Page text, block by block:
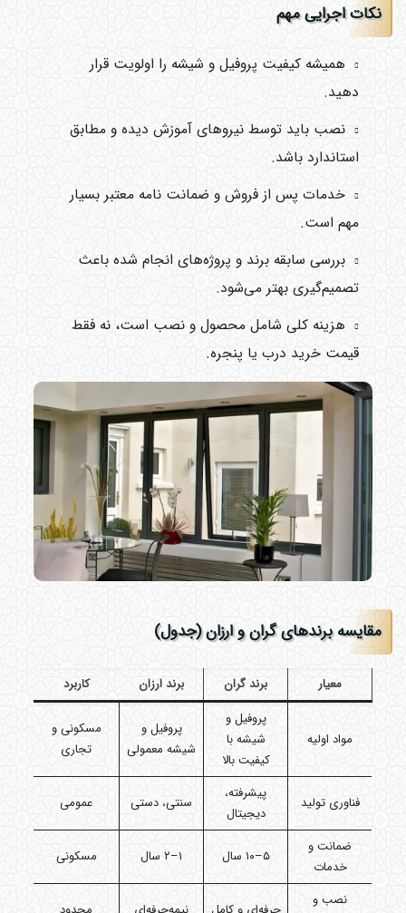
نکات اجرایی مهم
همیشه کیفیت پروفیل و شیشه را اولویت قرار
دهید.
نصب باید توسط نیروهای آموزش دیده و مطابق
استاندارد باشد.
خدمات پس از فروش و ضمانت نامه معتبر بسیار
مهم است.
بررسی سابقه برند و پروژه‌های انجام شده باعث
تصمیم‌گیری بهتر می‌شود.
هزینه کلی شامل محصول و نصب است، نه فقط
قیمت خرید درب یا پنجره.
مقایسه برندهای گران و ارزان (جدول)
معیار برند گران برند ارزان کاربرد
مواد اولیه
پروفیل و
شیشه با
کیفیت بالا
پروفیل و
شیشه معمولی
مسکونی و
تجاری
فناوری تولید
پیشرفته،
دیجیتال
سنتی، دستی عمومی
ضمانت و
خدمات
۵–۱۰ سال ۱–۲ سال مسکونی
نصب و